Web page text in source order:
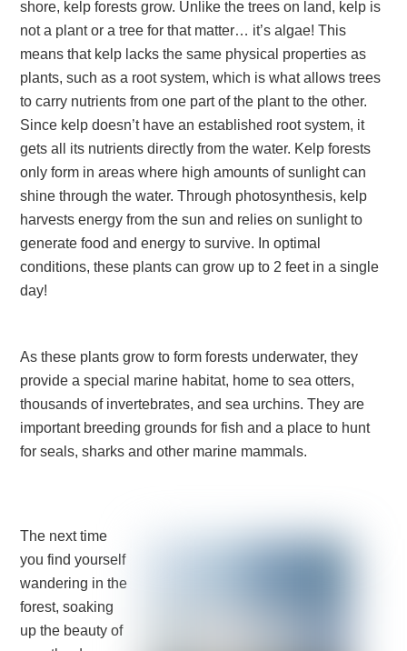
shore, kelp forests grow. Unlike the trees on land, kelp is
not a plant or a tree for that matter… it’s algae! This
means that kelp lacks the same physical properties as
plants, such as a root system, which is what allows trees
to carry nutrients from one part of the plant to the other.
Since kelp doesn’t have an established root system, it
gets all its nutrients directly from the water. Kelp forests
only form in areas where high amounts of sunlight can
shine through the water. Through photosynthesis, kelp
harvests energy from the sun and relies on sunlight to
generate food and energy to survive. In optimal
conditions, these plants can grow up to 2 feet in a single
day!
As these plants grow to form forests underwater, they
provide a special marine habitat, home to sea otters,
thousands of invertebrates, and sea urchins. They are
important breeding grounds for fish and a place to hunt
for seals, sharks and other marine mammals.
The next time
you find yourself
wandering in the
forest, soaking
up the beauty of